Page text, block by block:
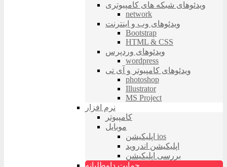
ویدئوهای شبکه های کامپیوتری
network
ویدئوهای وب و اینترنت
Bootstrap
HTML & CSS
ویدئوهای وردپرس
wordpress
ویدئوهای کامپیوتر و آی تی
photoshop
Illustrator
MS Project
نرم افزار
کامپیوتر
موبایل
اپلیکیشن ios
اپلیکیشن اندروید
بررسی اپلیکیشن
حمایت داوطلبانه